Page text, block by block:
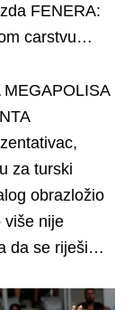
FENERA:
carstvu…
za turski
obrazložio
više nije
da se riješi…